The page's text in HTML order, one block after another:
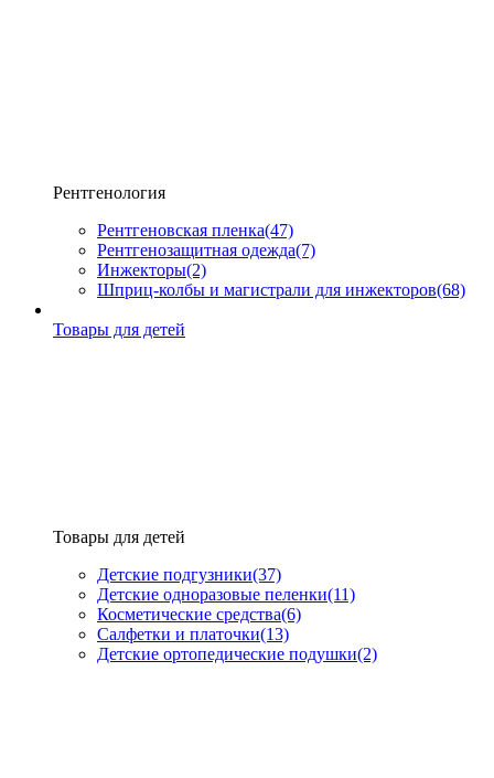
Рентгенология
Рентгеновская пленка(47)
Рентгенозащитная одежда(7)
Инжекторы(2)
Шприц-колбы и магистрали для инжекторов(68)
Товары для детей
Товары для детей
Детские подгузники(37)
Детские одноразовые пеленки(11)
Косметические средства(6)
Салфетки и платочки(13)
Детские ортопедические подушки(2)